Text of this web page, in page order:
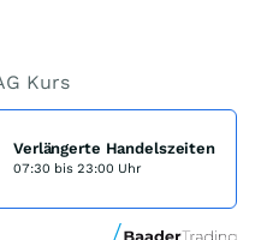
Kurs
Verlängerte Handelszeiten
07:30 bis 23:00 Uhr